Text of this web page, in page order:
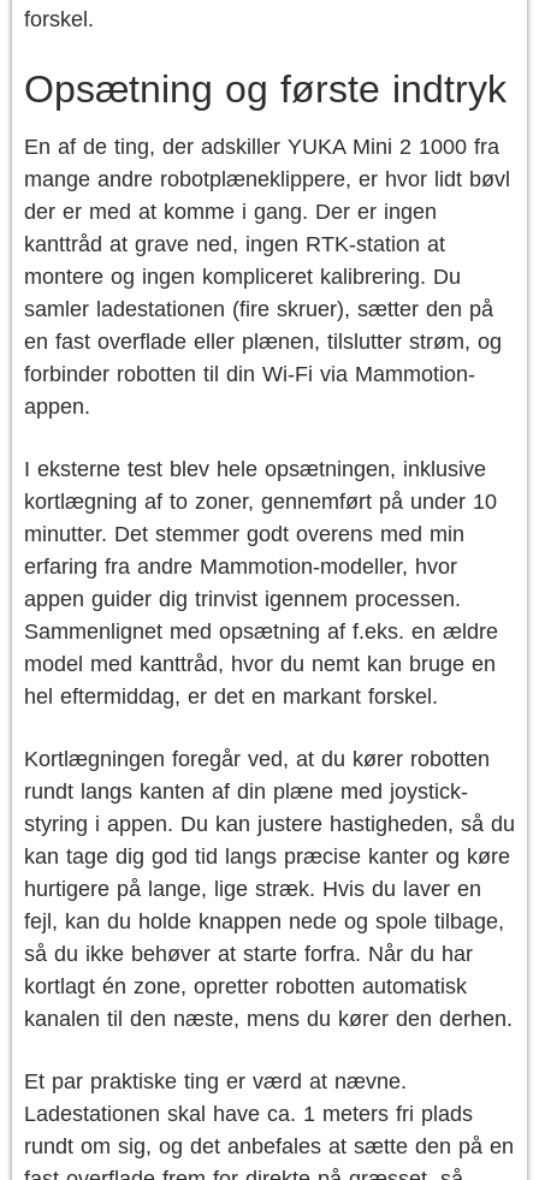
forskel.
Opsætning og første indtryk
En af de ting, der adskiller YUKA Mini 2 1000 fra
mange andre robotplæneklippere, er hvor lidt bøvl
der er med at komme i gang. Der er ingen
kanttråd at grave ned, ingen RTK-station at
montere og ingen kompliceret kalibrering. Du
samler ladestationen (fire skruer), sætter den på
en fast overflade eller plænen, tilslutter strøm, og
forbinder robotten til din Wi-Fi via Mammotion-
appen.
I eksterne test blev hele opsætningen, inklusive
kortlægning af to zoner, gennemført på under 10
minutter. Det stemmer godt overens med min
erfaring fra andre Mammotion-modeller, hvor
appen guider dig trinvist igennem processen.
Sammenlignet med opsætning af f.eks. en ældre
model med kanttråd, hvor du nemt kan bruge en
hel eftermiddag, er det en markant forskel.
Kortlægningen foregår ved, at du kører robotten
rundt langs kanten af din plæne med joystick-
styring i appen. Du kan justere hastigheden, så du
kan tage dig god tid langs præcise kanter og køre
hurtigere på lange, lige stræk. Hvis du laver en
fejl, kan du holde knappen nede og spole tilbage,
så du ikke behøver at starte forfra. Når du har
kortlagt én zone, opretter robotten automatisk
kanalen til den næste, mens du kører den derhen.
Et par praktiske ting er værd at nævne.
Ladestationen skal have ca. 1 meters fri plads
rundt om sig, og det anbefales at sætte den på en